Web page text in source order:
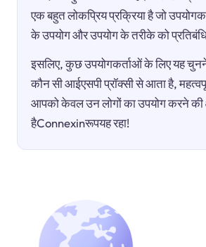
एक बहुत लोकप्रिय प्रक्रिया है जो
के उपयोग और उपयोग के तरीके को
इसलिए, कुछ उपयोगकर्ताओं के लिए यह चुनने
कौन सी आईएसपी प्रॉक्सी से आता है,
आपको केवल उन लोगों का उपयोग करने की
हैConnexinरूपयह रहा!